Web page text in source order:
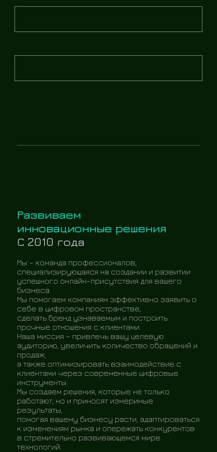
Развиваем
инновационные решения
С 2010 года
Мы – команда профессионалов,
специализирующаяся на создании и развитии
успешного онлайн-присутствия для вашего
бизнеса.
Мы помогаем компаниям эффективно заявить о
себе в цифровом пространстве,
сделать бренд узнаваемым и построить
прочные отношения с клиентами.
Наша миссия – привлечь вашу целевую
аудиторию, увеличить количество обращений и
продаж,
а также оптимизировать взаимодействие с
клиентами через современные цифровые
инструменты.
Мы создаем решения, которые не только
работают, но и приносят измеримые
результаты,
помогая вашему бизнесу расти, адаптироваться
к изменениям рынка и опережать конкурентов
в стремительно развивающемся мире
технологий.